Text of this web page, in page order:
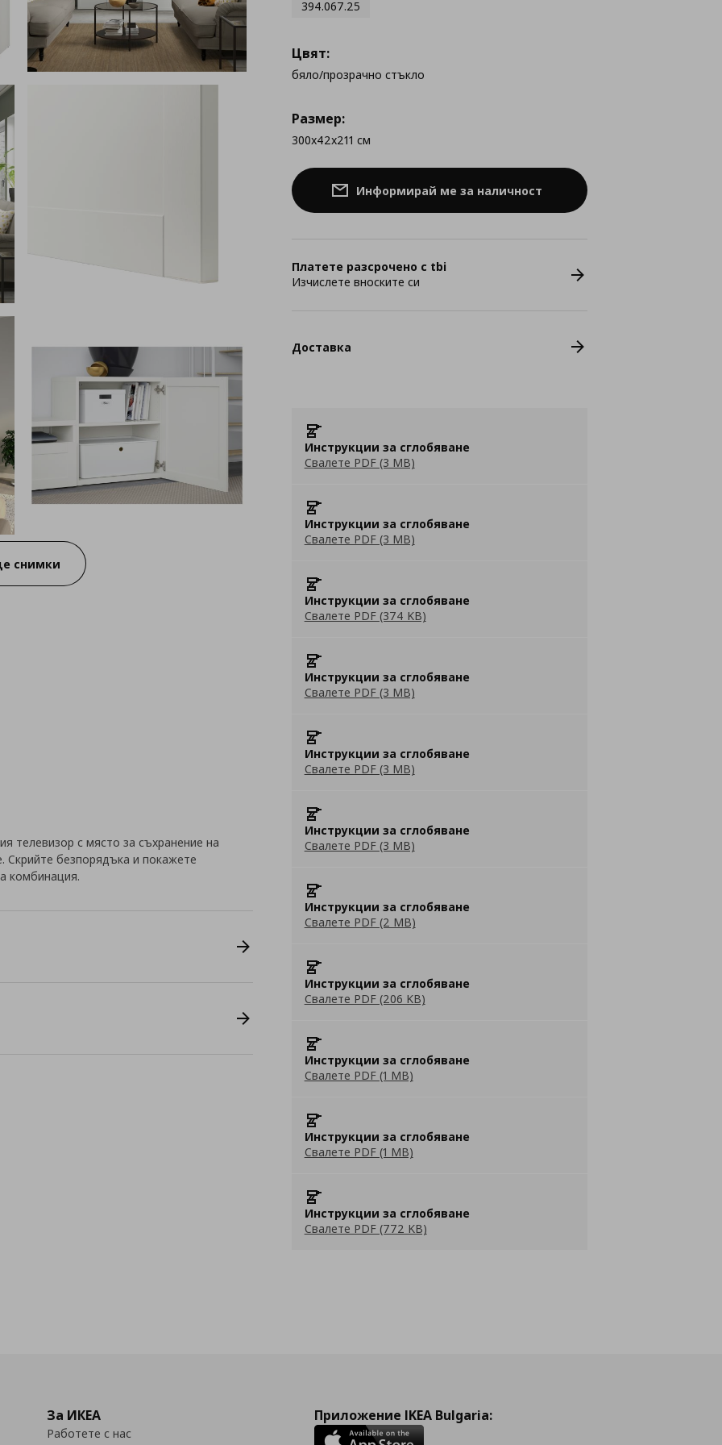
снимки
394.067.25
Цвят:
бяло/прозрачно стъкло
Размер:
300x42x211 см
Информирай ме за наличност
Платете разсрочено с tbi
Изчислете вноските си
Доставка
Инструкции за сглобяване
Свалете PDF (3 MB)
Инструкции за сглобяване
Свалете PDF (3 MB)
Инструкции за сглобяване
Свалете PDF (374 KB)
Инструкции за сглобяване
Свалете PDF (3 MB)
Инструкции за сглобяване
Свалете PDF (3 MB)
Инструкции за сглобяване
Свалете PDF (3 MB)
Инструкции за сглобяване
Свалете PDF (2 MB)
Инструкции за сглобяване
Свалете PDF (206 KB)
Инструкции за сглобяване
Свалете PDF (1 MB)
Инструкции за сглобяване
Свалете PDF (1 MB)
Инструкции за сглобяване
Свалете PDF (772 KB)
телевизор с място за съхранение на
Скрийте безпорядъка и покажете
комбинация.
За ИКЕА
Работете с нас
Приложение IKEA Bulgaria: